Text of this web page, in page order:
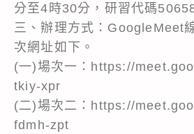
分至4時30分，研習代碼
三、辦理方式：GoogleMeet
次網址如下。
(一)場次一：https://
tkiy-xpr
(二)場次二：https://
fdmh-zpt